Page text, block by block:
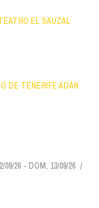
EL SAUZAL
DE TENERIFE ADÁN
09/26 - DOM, 13/09/26